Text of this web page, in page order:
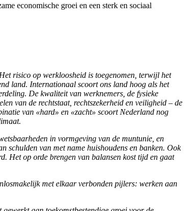
economische groei en een sterk en sociaal
risico op werkloosheid is toegenomen, terwijl het
land. Internationaal scoort ons land hoog als het
De kwaliteit van werknemers, de fysieke
van de rechtstaat, rechtszekerheid en veiligheid – de
van «hard» en «zacht» scoort Nederland nog
in vormgeving van de muntunie, en
schulden van met name huishoudens en banken. Ook
Het op orde brengen van balansen kost tijd en gaat
met elkaar verbonden pijlers: werken aan